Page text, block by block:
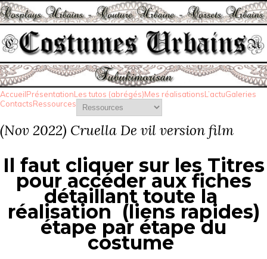
AccueilPrésentationLes tutos (abrégés)Mes réalisationsL’actuGaleries
ContactsRessources
(Nov 2022) Cruella De vil version film
Il faut cliquer sur les Titres
pour accéder aux fiches
détaillant toute la
réalisation (liens rapides)
étape par étape du
costume